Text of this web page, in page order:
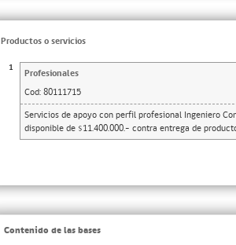
Productos o servicios
1
Profesionales
Cod: 80111715
Servicios de apoyo con perfil profesional Ingeniero
disponible de $11.400.000.- contra entrega de
Contenido de las bases